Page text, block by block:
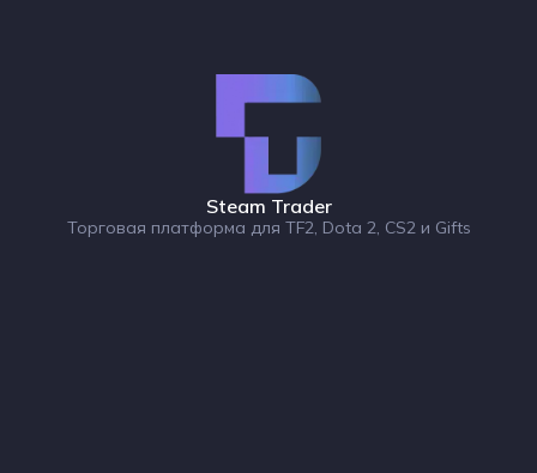
Steam Trader
Торговая платформа для TF2, Dota 2, CS2 и Gifts